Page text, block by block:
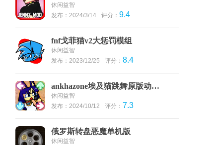
休闲益智
发布：2024/3/14
评分： 9.4
fnf戈菲猫v2大惩罚模组
休闲益智
发布：2023/12/25
评分： 8.4
ankhazone埃及猫跳舞原版动物之森最新版本
休闲益智
发布：2024/10/12
评分： 7.3
俄罗斯转盘恶魔单机版
休闲益智